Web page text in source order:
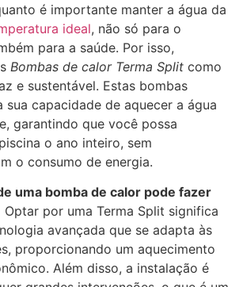
é importante manter a água da
ideal, não só para o
para a saúde. Por isso,
Bombas de calor Terma Split como
e sustentável. Estas bombas
sua capacidade de aquecer a água
garantindo que você possa
o ano inteiro, sem
o consumo de energia.
uma bomba de calor pode fazer
Optar por uma Terma Split significa
avançada que se adapta às
proporcionando um aquecimento
Além disso, a instalação é